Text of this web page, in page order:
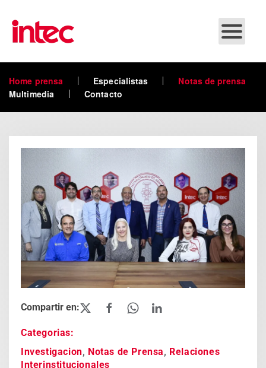
Skip to main content
Home prensa Especialistas
Notas de prensa
Multimedia
Contacto
Categorias:
Investigacion, Notas de Prensa, Relaciones
Interinstitucionales